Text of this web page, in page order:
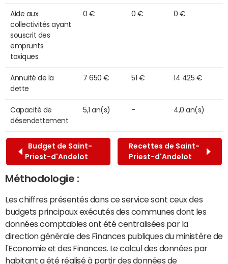
Aide aux
collectivités ayant
souscrit des
emprunts
toxiques
0 € 0 € 0 €
Annuité de la
dette
7 650 € 51 € 14 425 €
Capacité de
désendettement
5,1 an(s) - 4,0 an(s)
Budget de Saint-
Priest-d'Andelot
Recettes de Saint-
Priest-d'Andelot
Méthodologie :
Les chiffres présentés dans ce service sont ceux des
budgets principaux exécutés des communes dont les
données comptables ont été centralisées par la
direction générale des Finances publiques du ministère de
l'Economie et des Finances. Le calcul des données par
habitant a été réalisé à partir des données de